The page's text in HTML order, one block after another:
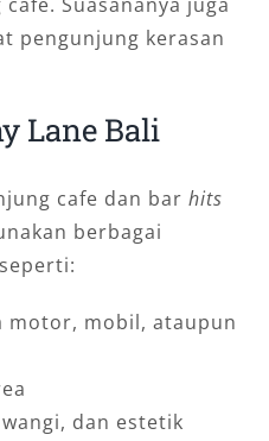
pengunjung kerasan
Lane Bali
cafe dan bar hits
berbagai
motor, mobil, ataupun
dan estetik